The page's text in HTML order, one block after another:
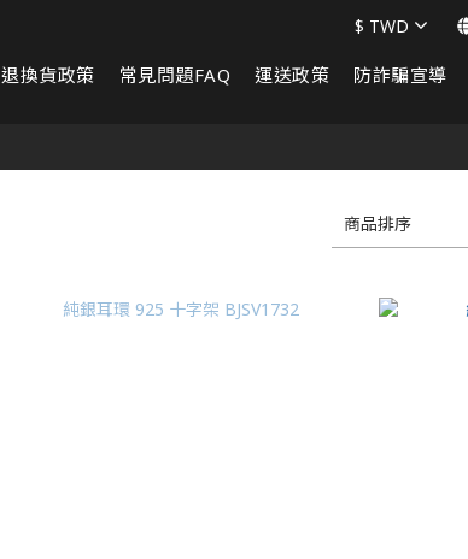
退換貨政策 常見問題FAQ 運送政策 防詐騙宣導
$ TWD
商品排序